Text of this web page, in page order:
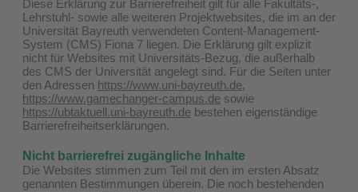
Diese Erklärung zur Barrierefreiheit gilt für alle Fakultäts-,
Lehrstuhl- sowie alle weiteren Projektwebsites, die im an der
Universität Bayreuth verwendeten Content-Management-
System (CMS) Fiona 7 liegen. Die Erklärung gilt explizit
nicht für Websites mit Universitäts-Bezug, die außerhalb
des CMS der Universität angelegt sind. Für die Seiten unter
den Adressen https://www.uni-bayreuth.de,
https://www.gamechanger-campus.de sowie
https://ubtaktuell.uni-bayreuth.de bestehen eigenständige
Barrierefreiheitserklärungen.
Nicht barrierefrei zugängliche Inhalte
Die Websites stimmen zum Teil mit den im ersten Absatz
genannten Bestimmungen überein. Die noch bestehenden